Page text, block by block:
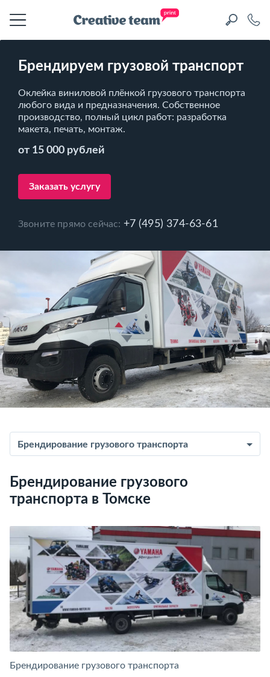
Брендируем грузовой транспорт
Оклейка виниловой плёнкой грузового транспорта
любого вида и предназначения. Собственное
производство, полный цикл работ: разработка
макета, печать, монтаж.
от 15 000 рублей
Заказать услугу
Звоните прямо сейчас: +7 (495) 374-63-61
Брендирование грузового транспорта
Брендирование грузового
транспорта в Томске
Брендирование грузового транспорта